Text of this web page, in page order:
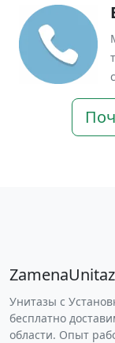
Унитазы с
бесплатно
области. Опыт